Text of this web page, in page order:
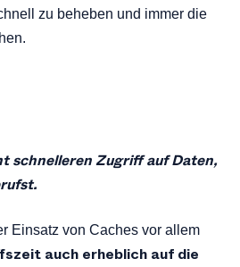
zu beheben und immer die
schnelleren Zugriff auf Daten,
Einsatz von Caches vor allem
auch erheblich auf die